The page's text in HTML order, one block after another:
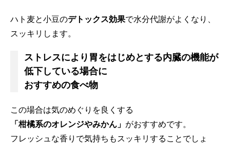
ハト麦と小豆のデトックス効果で水分代謝がよくなり、
スッキリします。
ストレスにより胃をはじめとする内臓の機能が
低下している場合に
おすすめの食べ物
この場合は気のめぐりを良くする
「柑橘系のオレンジやみかん」 がおすすめです。
フレッシュな香りで気持ちもスッキリすることでしょ